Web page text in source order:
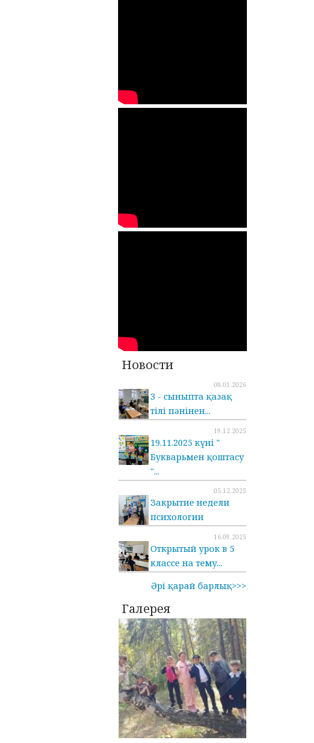
Новости
08.01.2026
3 - сыныпта қазақ
тілі пәнінен...
19.12.2025
19.11.2025 күні "
Букварьмен қоштасу
"...
05.12.2025
Закрытие недели
психологии
16.09.2025
Открытый урок в 5
классе на тему...
Әрі қарай барлық>>>
Галерея